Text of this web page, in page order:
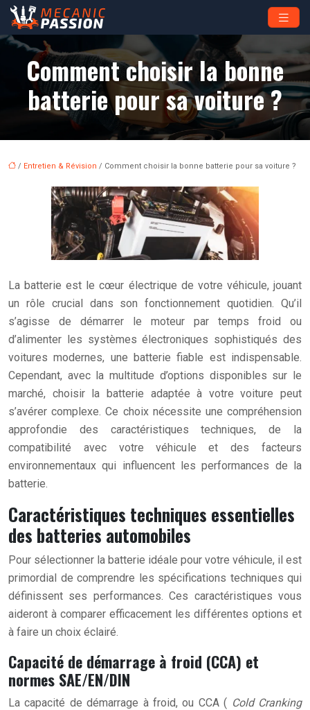
Comment choisir la bonne
batterie pour sa voiture ?
/ Entretien & Révision / Comment choisir la bonne batterie pour sa voiture ?
La batterie est le cœur électrique de votre véhicule, jouant
un rôle crucial dans son fonctionnement quotidien. Qu’il
s’agisse de démarrer le moteur par temps froid ou
d’alimenter les systèmes électroniques sophistiqués des
voitures modernes, une batterie fiable est indispensable.
Cependant, avec la multitude d’options disponibles sur le
marché, choisir la batterie adaptée à votre voiture peut
s’avérer complexe. Ce choix nécessite une compréhension
approfondie des caractéristiques techniques, de la
compatibilité avec votre véhicule et des facteurs
environnementaux qui influencent les performances de la
batterie.
Caractéristiques techniques essentielles
des batteries automobiles
Pour sélectionner la batterie idéale pour votre véhicule, il est
primordial de comprendre les spécifications techniques qui
définissent ses performances. Ces caractéristiques vous
aideront à comparer efficacement les différentes options et
à faire un choix éclairé.
Capacité de démarrage à froid (CCA) et
normes SAE/EN/DIN
La capacité de démarrage à froid, ou CCA ( Cold Cranking